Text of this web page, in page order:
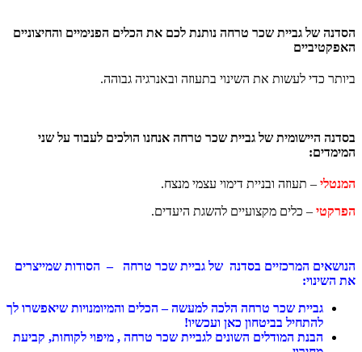
הסדנה של גביית שכר טרחה נותנת לכם את הכלים הפנימיים והחיצוניים
האפקטיביים
ביותר כדי לעשות את השינוי בתעוזה ובאנרגיה גבוהה.
בסדנה היישומית של גביית שכר טרחה אנחנו הולכים לעבוד על שני
המימדים:
המנטלי – תעוזה ובניית דימוי עצמי מנצח.
הפרקטי – כלים מקצועיים להשגת היעדים.
הנושאים המרכזיים בסדנה של גביית שכר טרחה – הסודות שמייצרים
את השינוי:
גביית שכר טרחה הלכה למעשה – הכלים והמיומנויות שיאפשרו לך
להתחיל בביטחון כאן ועכשיו!
הבנת המודלים השונים לגביית שכר טרחה , מיפוי לקוחות, קביעת